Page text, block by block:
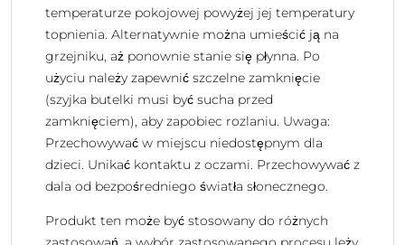
temperaturze pokojowej powyżej jej temperatury
topnienia. Alternatywnie można umieścić ją na
grzejniku, aż ponownie stanie się płynna. Po
użyciu należy zapewnić szczelne zamknięcie
(szyjka butelki musi być sucha przed
zamknięciem), aby zapobiec rozlaniu. Uwaga:
Przechowywać w miejscu niedostępnym dla
dzieci. Unikać kontaktu z oczami. Przechowywać z
dala od bezpośredniego światła słonecznego.
Produkt ten może być stosowany do różnych